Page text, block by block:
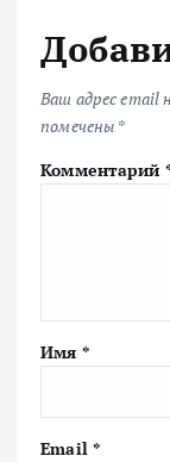
Ваш адрес email
помечены *
Комментарий
Имя *
Email *